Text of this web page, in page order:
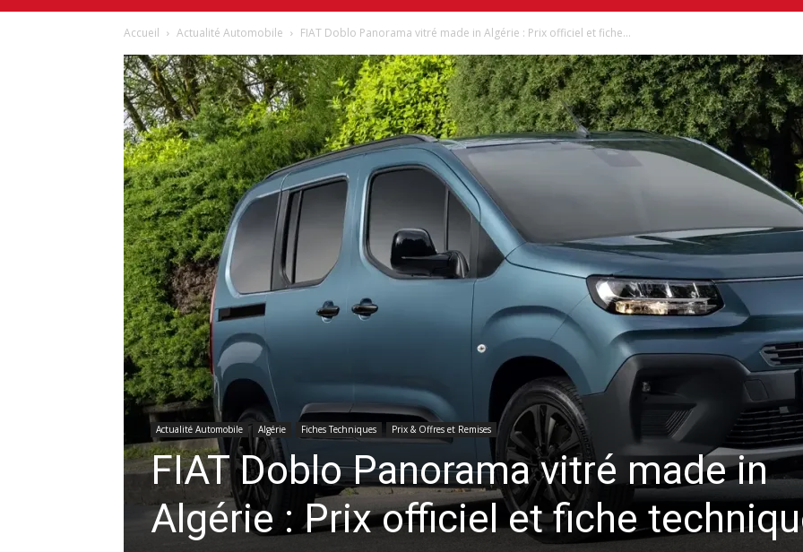
Accueil Actualité Automobile FIAT Doblo Panorama vitré made in Algérie : Prix officiel et fiche...
Actualité Automobile Algérie Fiches Techniques Prix & Offres et Remises
FIAT Doblo Panorama vitré made in
Algérie : Prix officiel et fiche